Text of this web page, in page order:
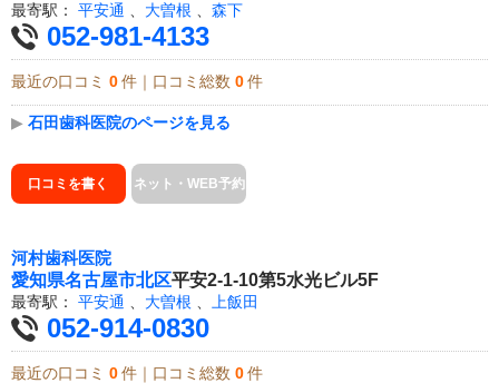
最寄駅： 平安通 大曽根 森下
052-981-4133
最近の口コミ 0 件｜口コミ総数 0 件
▶ 石田歯科医院のページを見る
口コミを書く ネット・WEB予約
河村歯科医院
愛知県名古屋市北区平安2-1-10第5水光ビル5F
最寄駅： 平安通 大曽根 上飯田
052-914-0830
最近の口コミ 0 件｜口コミ総数 0 件